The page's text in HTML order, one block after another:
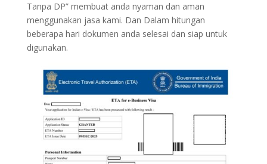
Tanpa DP” membuat anda nyaman dan aman
menggunakan jasa kami. Dan Dalam hitungan
beberapa hari dokumen anda selesai dan siap untuk
digunakan.